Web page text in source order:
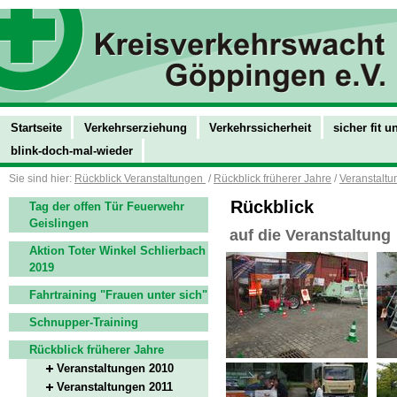
Startseite Verkehrserziehung Verkehrssicherheit
sicher fit
blink-doch-mal-wieder
Sie sind hier: Rückblick Veranstaltungen / Rückblick früherer Jahre /
Tag der offen Tür Feuerwehr
Geislingen
Aktion Toter Winkel Schlierbach
2019
Fahrtraining "Frauen unter sich"
Schnupper-Training
Rückblick früherer Jahre
Veranstaltungen 2010
Veranstaltungen 2011
Rückblick
auf die Veranstaltung